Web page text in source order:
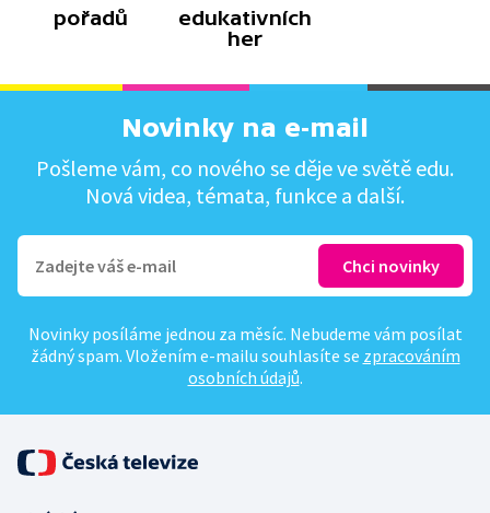
pořadů
edukativních
her
Novinky na e-mail
Pošleme vám, co nového se děje ve světě edu.
Nová videa, témata, funkce a další.
Novinky posíláme jednou za měsíc. Nebudeme vám posílat
žádný spam. Vložením e-mailu souhlasíte se zpracováním
osobních údajů.